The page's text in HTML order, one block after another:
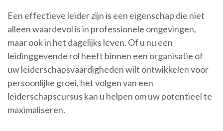
Een effectieve leider zijn is een eigenschap die niet
alleen waardevol is in professionele omgevingen,
maar ook in het dagelijks leven. Of u nu een
leidinggevende rol heeft binnen een organisatie of
uw leiderschapsvaardigheden wilt ontwikkelen voor
persoonlijke groei, het volgen van een
leiderschapscursus kan u helpen om uw potentieel te
maximaliseren.